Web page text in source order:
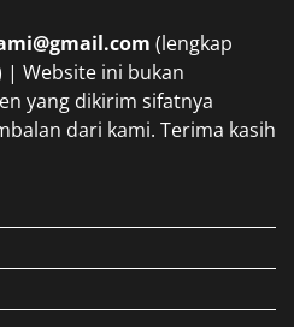
(lengkap
| Website ini bukan
yang dikirim sifatnya
dari kami. Terima kasih